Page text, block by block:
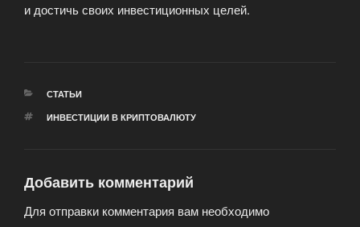
и достичь своих инвестиционных целей.
РУБРИКИ
СТАТЬИ
МЕТКИ
ИНВЕСТИЦИИ В КРИПТОВАЛЮТУ
Добавить комментарий
Для отправки комментария вам необходимо